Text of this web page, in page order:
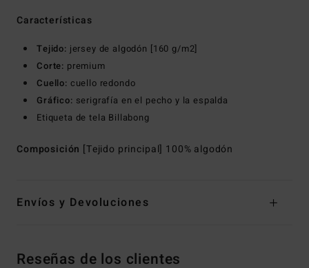
Características
Tejido: jersey de algodón [160 g/m2]
Corte: premium
Cuello: cuello redondo
Gráfico: serigrafía en el pecho y la espalda
Etiqueta de tela Billabong
Composición [Tejido principal] 100% algodón
Envíos y Devoluciones
Reseñas de los clientes